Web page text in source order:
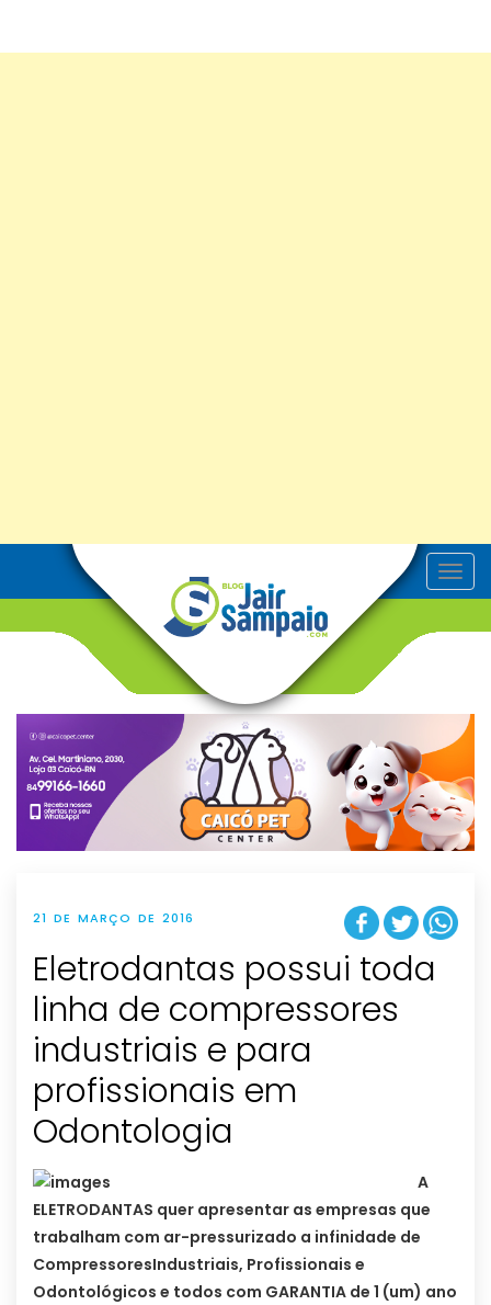
T
o
v
g
t
i
o
n
21 DE MARÇO DE 2016
Eletrodantas possui toda
linha de compressores
industriais e para
profissionais em
Odontologia
A
ELETRODANTAS quer apresentar as empresas que
trabalham com ar-pressurizado a infinidade de
CompressoresIndustriais, Profissionais e
Odontológicos e todos com GARANTIA de 1 (um) ano